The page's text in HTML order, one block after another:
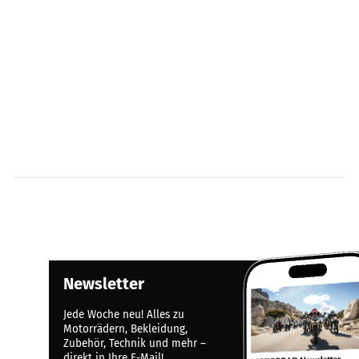
Newsletter
Jede Woche neu! Alles zu
Motorrädern, Bekleidung,
Zubehör, Technik und mehr –